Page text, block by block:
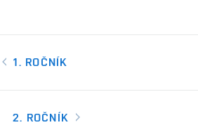
1. ROČNÍK
2. ROČNÍK